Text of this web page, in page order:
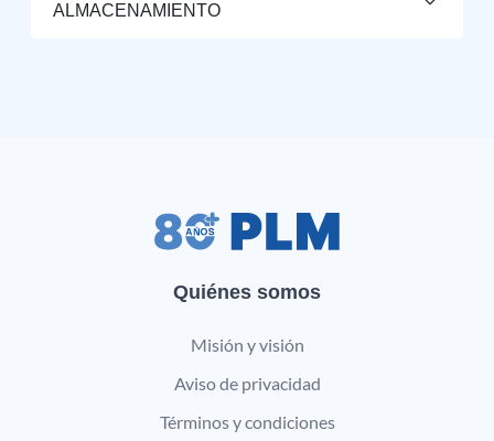
ALMACENAMIENTO
Quiénes somos
Misión y visión
Aviso de privacidad
Términos y condiciones